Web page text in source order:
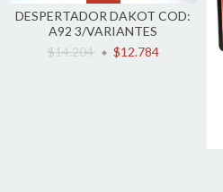
DESPERTADOR DAKOT COD:
A92 3/VARIANTES
$14.204
$12.784